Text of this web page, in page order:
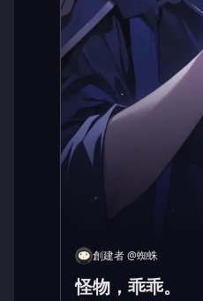
創建者@蜘蛛
怪物，乖乖。